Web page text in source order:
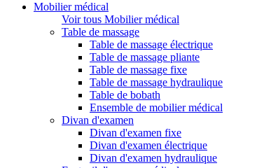
Mobilier médical
Voir tous Mobilier médical
Table de massage
Table de massage électrique
Table de massage pliante
Table de massage fixe
Table de massage hydraulique
Table de bobath
Ensemble de mobilier médical
Divan d'examen
Divan d'examen fixe
Divan d'examen électrique
Divan d'examen hydraulique